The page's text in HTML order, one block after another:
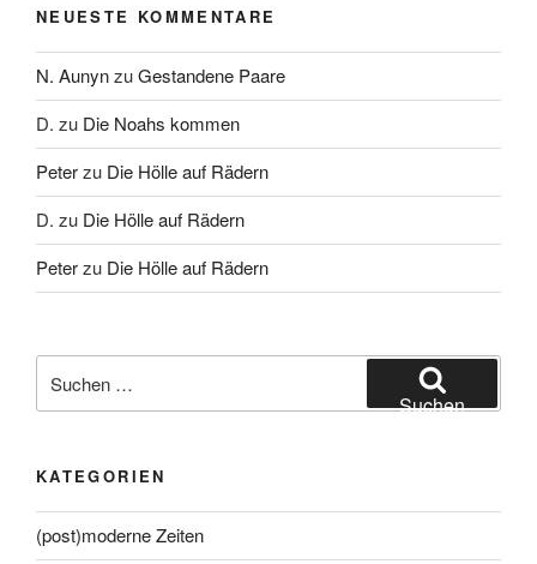
NEUESTE KOMMENTARE
N. AunynzuGestandene Paare
D. zu Die Noahs kommen
Peterzu Die Hölle auf Rädern
D. zu Die Hölle auf Rädern
Peterzu Die Hölle auf Rädern
nach:
Suchen
KATEGORIEN
(post)moderne Zeiten